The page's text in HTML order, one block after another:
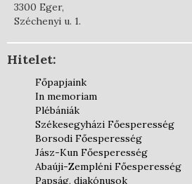
3300 Eger,
Széchenyi u. 1.
Hitelet:
Főpapjaink
In memoriam
Plébániák
Székesegyházi Főesperesség
Borsodi Főesperesség
Jász-Kun Főesperesség
Abaúji-Zempléni Főesperesség
Papság, diakónusok